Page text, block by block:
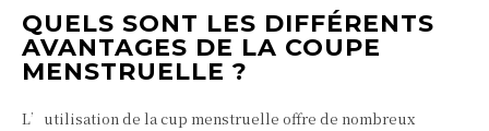
QUELS SONT LES DIFFÉRENTS
AVANTAGES DE LA COUPE
MENSTRUELLE ?
L’utilisation de la cup menstruelle offre de nombreux